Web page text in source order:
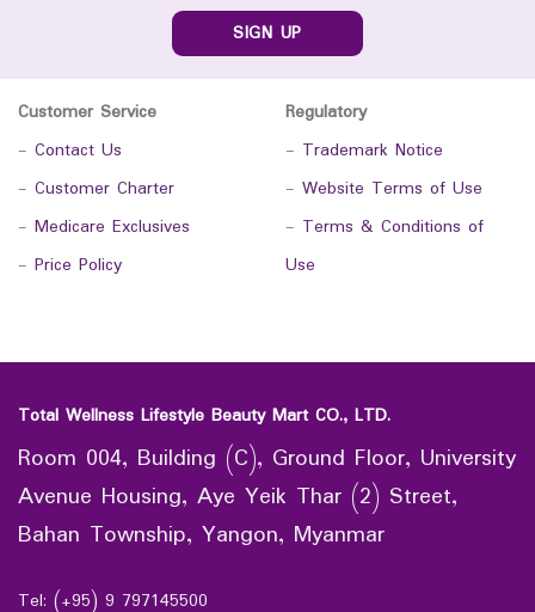
SIGN UP
Customer Service
- Contact Us
- Customer Charter
- Medicare Exclusives
- Price Policy
Regulatory
- Trademark Notice
- Website Terms of Use
- Terms & Conditions of
Use
Total Wellness Lifestyle Beauty Mart CO., LTD.
Room 004, Building (C), Ground Floor, University
Avenue Housing, Aye Yeik Thar (2) Street,
Bahan Township, Yangon, Myanmar
Tel: (+95) 9 797145500